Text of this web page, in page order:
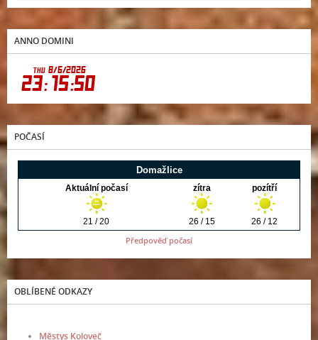
ANNO DOMINI
POČASÍ
Předpověď počasí
OBLÍBENÉ ODKAZY
Městys Koloveč